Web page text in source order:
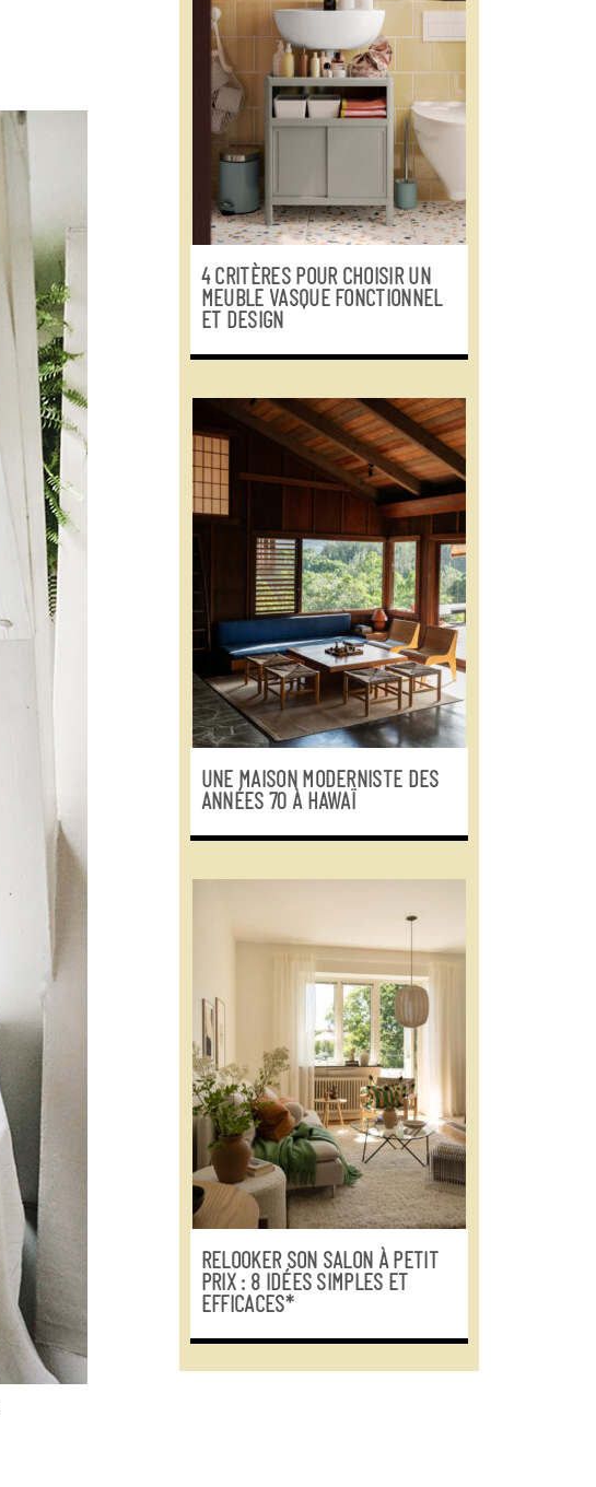
4 CRITÈRES POUR CHOISIR UN
MEUBLE VASQUE FONCTIONNEL
ET DESIGN
UNE MAISON MODERNISTE DES
ANNÉES 70 À HAWAÏ
RELOOKER SON SALON À PETIT
PRIX : 8 IDÉES SIMPLES ET
EFFICACES*